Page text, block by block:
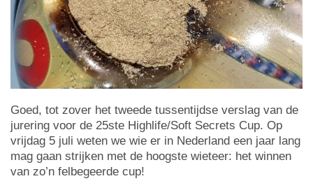
Goed, tot zover het tweede tussentijdse verslag van de
jurering voor de 25ste Highlife/Soft Secrets Cup. Op
vrijdag 5 juli weten we wie er in Nederland een jaar lang
mag gaan strijken met de hoogste wieteer: het winnen
van zo’n felbegeerde cup!